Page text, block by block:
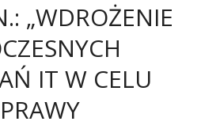
„WDROŻENIE
IT W CELU